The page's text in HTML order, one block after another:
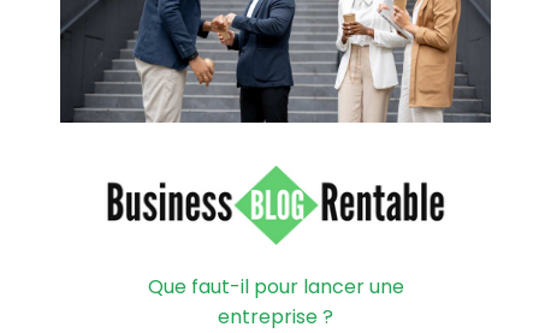
Que faut-il pour lancer une
entreprise ?